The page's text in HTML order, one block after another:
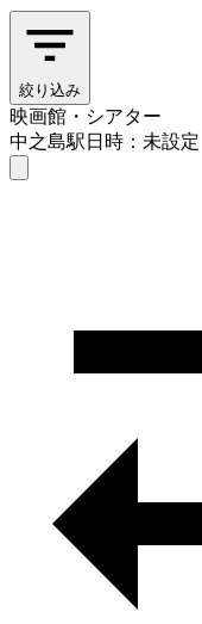
絞り込み
映画館・シアター
中之島駅日時：未設定